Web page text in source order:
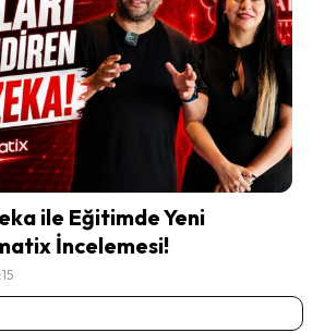
ile Eğitimde Yeni
İncelemesi!